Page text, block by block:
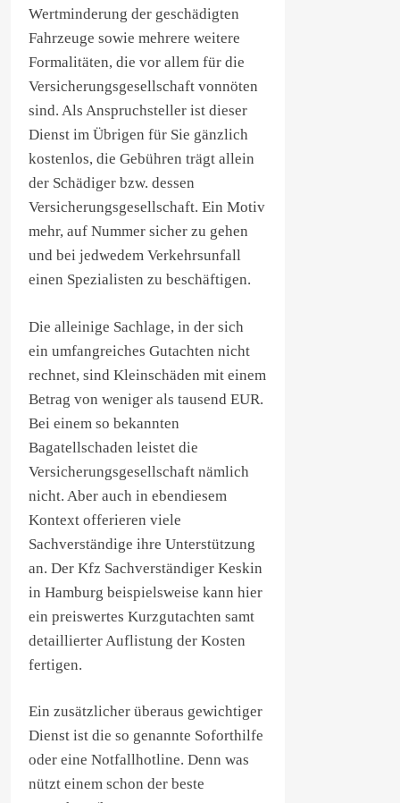
Wertminderung der geschädigten
Fahrzeuge sowie mehrere weitere
Formalitäten, die vor allem für die
Versicherungsgesellschaft vonnöten
sind. Als Anspruchsteller ist dieser
Dienst im Übrigen für Sie gänzlich
kostenlos, die Gebühren trägt allein
der Schädiger bzw. dessen
Versicherungsgesellschaft. Ein Motiv
mehr, auf Nummer sicher zu gehen
und bei jedwedem Verkehrsunfall
einen Spezialisten zu beschäftigen.
Die alleinige Sachlage, in der sich
ein umfangreiches Gutachten nicht
rechnet, sind Kleinschäden mit einem
Betrag von weniger als tausend EUR.
Bei einem so bekannten
Bagatellschaden leistet die
Versicherungsgesellschaft nämlich
nicht. Aber auch in ebendiesem
Kontext offerieren viele
Sachverständige ihre Unterstützung
an. Der Kfz Sachverständiger Keskin
in Hamburg beispielsweise kann hier
ein preiswertes Kurzgutachten samt
detaillierter Auflistung der Kosten
fertigen.
Ein zusätzlicher überaus gewichtiger
Dienst ist die so genannte Soforthilfe
oder eine Notfallhotline. Denn was
nützt einem schon der beste